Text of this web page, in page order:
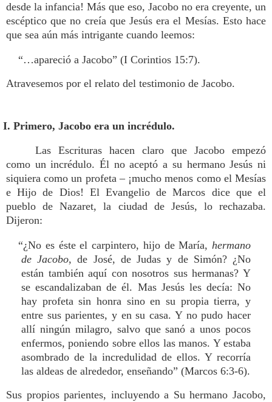
desde la infancia! Más que eso, Jacobo no era creyente, un
escéptico que no creía que Jesús era el Mesías. Esto hace
que sea aún más intrigante cuando leemos:
“…apareció a Jacobo” (I Corintios 15:7).
Atravesemos por el relato del testimonio de Jacobo.
I. Primero, Jacobo era un incrédulo.
Las Escrituras hacen claro que Jacobo empezó
como un incrédulo. Él no aceptó a su hermano Jesús ni
siquiera como un profeta – ¡mucho menos como el Mesías
e Hijo de Dios! El Evangelio de Marcos dice que el
pueblo de Nazaret, la ciudad de Jesús, lo rechazaba.
Dijeron:
“¿No es éste el carpintero, hijo de María, hermano
de Jacobo, de José, de Judas y de Simón? ¿No
están también aquí con nosotros sus hermanas? Y
se escandalizaban de él. Mas Jesús les decía: No
hay profeta sin honra sino en su propia tierra, y
entre sus parientes, y en su casa. Y no pudo hacer
allí ningún milagro, salvo que sanó a unos pocos
enfermos, poniendo sobre ellos las manos. Y estaba
asombrado de la incredulidad de ellos. Y recorría
las aldeas de alrededor, enseñando” (Marcos 6:3-6).
Sus propios parientes, incluyendo a Su hermano Jacobo,